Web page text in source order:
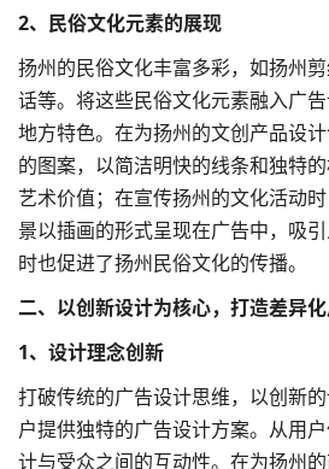
2、民俗文化元素的展现
扬州的民俗文化丰富多彩，如扬州
话等。将这些民俗文化元素融入广
地方特色。在为扬州的文创产品设
的图案，以简洁明快的线条和独特
艺术价值；在宣传扬州的文化活动
景以插画的形式呈现在广告中，吸
时也促进了扬州民俗文化的传播。
二、以创新设计为核心，打造差异
1、设计理念创新
打破传统的广告设计思维，以创新
户提供独特的广告设计方案。从用
计与受众之间的互动性。在为扬州